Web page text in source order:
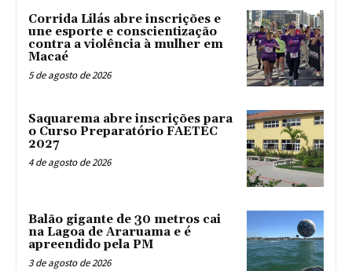
Corrida Lilás abre inscrições e
une esporte e conscientização
contra a violência à mulher em
Macaé
5 de agosto de 2026
Saquarema abre inscrições para
o Curso Preparatório FAETEC
2027
4 de agosto de 2026
Balão gigante de 30 metros cai
na Lagoa de Araruama e é
apreendido pela PM
3 de agosto de 2026